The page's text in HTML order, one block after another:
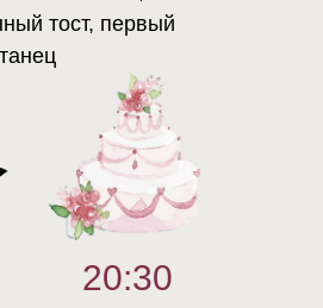
тост, первый
танец
20:30